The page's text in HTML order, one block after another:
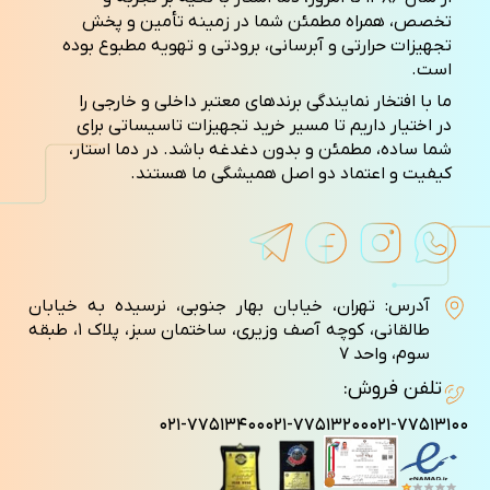
تخصص، همراه مطمئن شما در زمینه تأمین و پخش
تجهیزات حرارتی و آبرسانی، برودتی و تهویه مطبوع بوده
است.
ما با افتخار نمایندگی برندهای معتبر داخلی و خارجی را
در اختیار داریم تا مسیر خرید تجهیزات تاسیساتی برای
شما ساده، مطمئن و بدون دغدغه باشد. در دما استار،
کیفیت و اعتماد دو اصل همیشگی ما هستند.
آدرس: تهران، خیابان بهار جنوبی، نرسیده به خیابان
طالقانی، کوچه آصف وزيری، ساختمان سبز، پلاک ۱، طبقه
سوم، واحد ۷
تلفن فروش:
۰۲۱-۷۷۵۱۳۱۰۰۰۲۱-۷۷۵۱۳۲۰۰۰۲۱-۷۷۵۱۳۴۰۰